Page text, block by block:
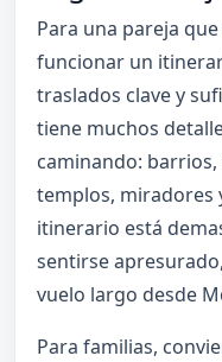
Para una pareja
funcionar un
traslados clave y
tiene muchos
caminando:
templos, miradores
itinerario está
sentirse
vuelo largo desde
Para familias,